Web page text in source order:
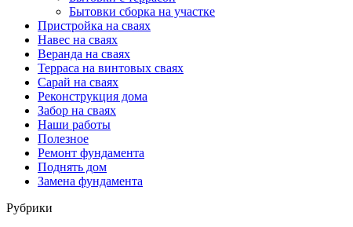
Бытовки сборка на участке
Пристройка на сваях
Навес на сваях
Веранда на сваях
Терраса на винтовых сваях
Cарай на сваях
Реконструкция дома
Забор на сваях
Наши работы
Полезное
Ремонт фундамента
Поднять дом
Замена фундамента
Рубрики